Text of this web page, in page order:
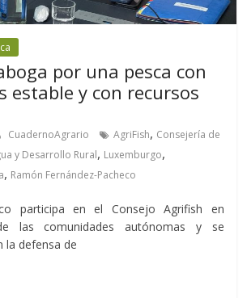
por una pesca con
estable y con recursos
CuadernoAgrario AgriFish, Consejería de
y Desarrollo Rural, Luxemburgo,
, Ramón Fernández-Pacheco
participa en el Consejo Agrifish en
las comunidades autónomas y se
la defensa de